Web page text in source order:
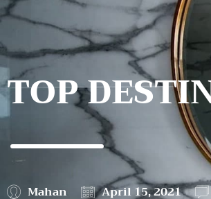
TOP
Mahan April 15, 2021